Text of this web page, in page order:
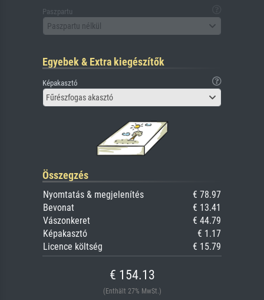
Paszpartu
Paszpartu nélkül
Egyebek & Extra kiegészítők
Képakasztó
Fűrészfogas akasztó
Összegzés
Nyomtatás & megjelenítés
€ 78.97
Bevonat
€ 13.41
Vászonkeret
€ 44.79
Képakasztó
€ 1.17
Licence költség
€ 15.79
€ 154.13
(Enthält 27% MwSt.)